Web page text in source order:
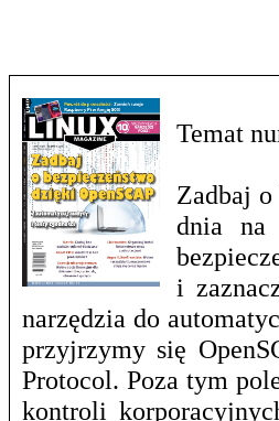
Temat
Zadbaj
dnia na
i
narzędzia do
przyjrzymy się
Protocol. Poza tym
kontroli